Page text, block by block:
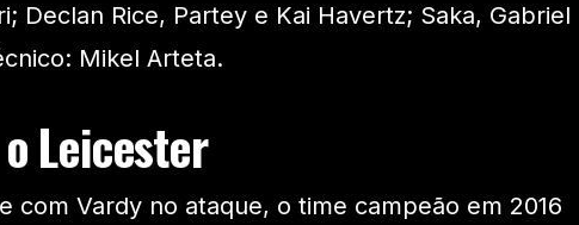
Declan Rice, Partey e Kai Havertz; Saka, Gabriel
Mikel Arteta.
Leicester
com Vardy no ataque, o time campeão em 2016